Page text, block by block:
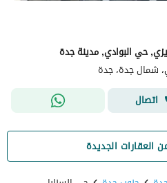
حي البوادي, مدينة جدة
شمال جدة، جدة
اتصال
العقارات الجديدة